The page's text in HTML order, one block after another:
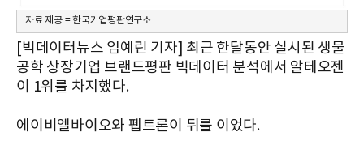
자료 제공 = 한국기업평판연구소
[빅데이터뉴스 임예린 기자] 최근 한달동안 실시된 생물
공학 상장기업 브랜드평판 빅데이터 분석에서 알테오젠
이 1위를 차지했다.
에이비엘바이오와 펩트론이 뒤를 이었다.